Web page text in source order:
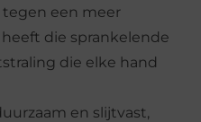
tegen een meer
die sprankelende
die elke hand
en slijtvast,